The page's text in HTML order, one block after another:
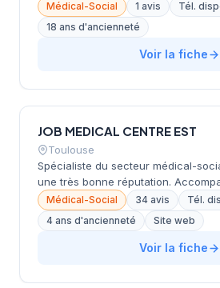
Médical-Social 1 avis
Tél.
18 ans d'ancienneté
Voir la fiche
JOB MEDICAL CENTRE EST
Toulouse
Spécialiste du secteur médical-
une très bonne réputation.
sanitaires et établissements
Médical-Social 34 avis
Tél.
4 ans d'ancienneté
Site web
Voir la fiche